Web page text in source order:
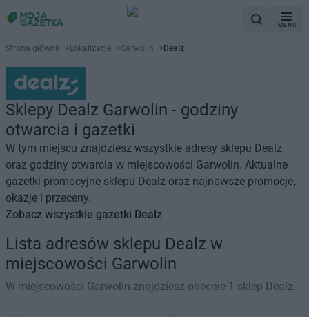
MENU
Strona główna >Lokalizacje >Garwolin >Dealz
Sklepy Dealz Garwolin - godziny
otwarcia i gazetki
W tym miejscu znajdziesz wszystkie adresy sklepu Dealz
oraz godziny otwarcia w miejscowości Garwolin. Aktualne
gazetki promocyjne sklepu Dealz oraz najnowsze promocje,
okazje i przeceny.
Zobacz wszystkie gazetki Dealz
Lista adresów sklepu Dealz w
miejscowości Garwolin
W miejscowości Garwolin znajdziesz obecnie 1 sklep Dealz.